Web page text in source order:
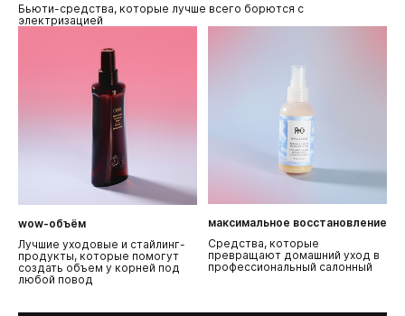
Бьюти-средства, которые лучше всего борются с
электризацией
wow-объём
Лучшие уходовые и стайлинг-
продукты, которые помогут
создать объем у корней под
любой повод
максимальное восстановление
Средства, которые
превращают домашний уход в
профессиональный салонный